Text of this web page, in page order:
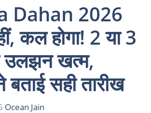
Dahan 2026
कल होगा! 2 या 3
उलझन खत्म,
बताई सही तारीख
Ocean Jain